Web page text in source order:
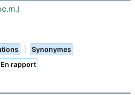
Synonymes
En rapport